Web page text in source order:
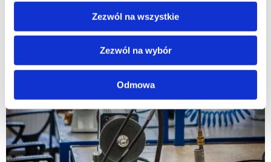
Zezwól na wszystkie
Zezwól na wybór
Odmowa